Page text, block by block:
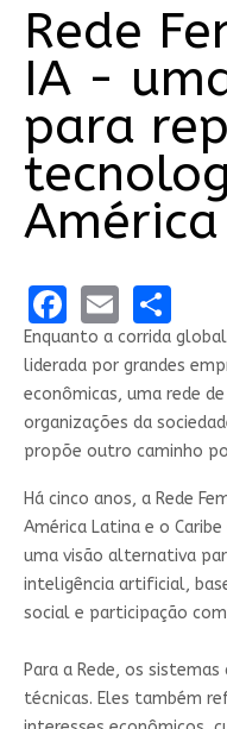
Rede
IA -
para
Facebook
Email
Enquanto a corrida
liderada por grandes
econômicas, uma rede
organizações da
propõe outro caminho
Há cinco anos, a Rede
América Latina e o Caribe
uma visão alternativa
inteligência artificial,
social e participação
Para a Rede, os
técnicas. Eles também